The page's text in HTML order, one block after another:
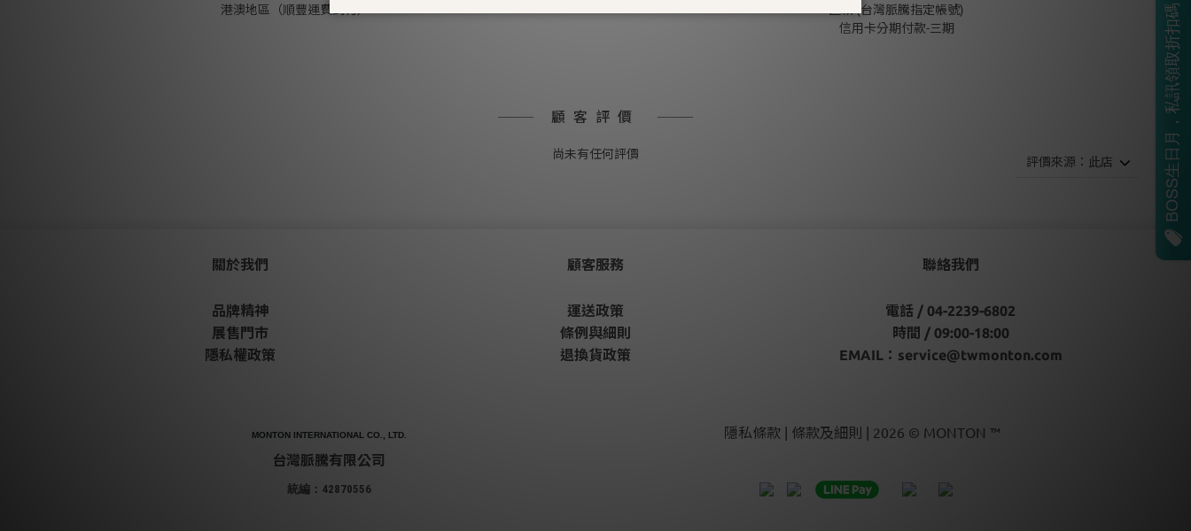
港澳地區（順豐運費到付）
匯款 (台灣脈騰指定帳號)
信用卡分期付款-三期
顧客評價
尚未有任何評價
關於我們
品牌精神
展售門市
隱私權政策
顧客服務
運送政策
條例與細則
退換貨政策
聯絡我們
電話 / 04-2239-6802
時間 / 09:00-18:00
EMAIL： service@twmonton.com
MONTON INTERNATIONAL CO., LTD.
台灣脈騰有限公司
統編：42870556
隱私條款 | 條款及細則 | 2026 © MONTON ™
BOSS生日月，私訊領取折扣碼